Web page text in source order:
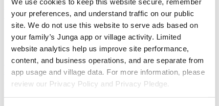
your preferences, and understand traffic on our public
site. We do not use this website to serve ads based on
your family’s Junga app or village activity. Limited
website analytics help us improve site performance,
content, and business operations, and are separate from
app usage and village data. For more information, please
review our Privacy Policy and Privacy Pledge.
el hogar.
Para Grupos SocialesDescubre cómo los grupos sociales
fomentan la participación comunitaria con Junga.
Comparar
Junga contra Greenlight Greenlight combina una tarjeta de débito
supervisada con herramientas educativas para enseñar a los niños a
administrar su presupuesto, ahorrar e invertir.
Junga contra Acorns
Acorns Early ayuda a los padres a enseñar a sus hijos sobre
educación financiera mediante una tarjeta de débito segura, tareas
domésticas y carteras de inversión.
Junga contra